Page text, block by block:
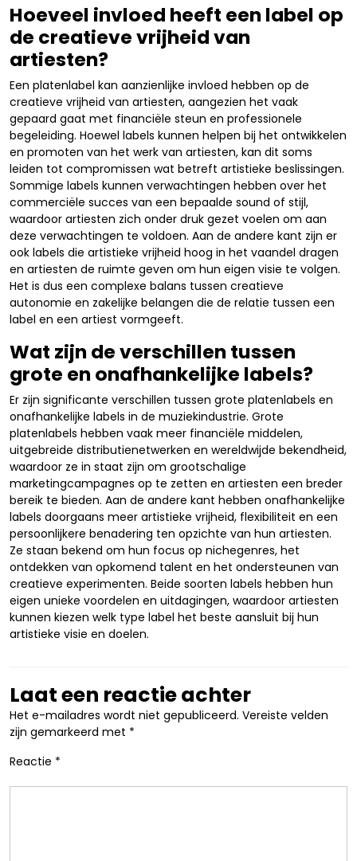
Hoeveel invloed heeft een label op
de creatieve vrijheid van
artiesten?
Een platenlabel kan aanzienlijke invloed hebben op de
creatieve vrijheid van artiesten, aangezien het vaak
gepaard gaat met financiële steun en professionele
begeleiding. Hoewel labels kunnen helpen bij het ontwikkelen
en promoten van het werk van artiesten, kan dit soms
leiden tot compromissen wat betreft artistieke beslissingen.
Sommige labels kunnen verwachtingen hebben over het
commerciële succes van een bepaalde sound of stijl,
waardoor artiesten zich onder druk gezet voelen om aan
deze verwachtingen te voldoen. Aan de andere kant zijn er
ook labels die artistieke vrijheid hoog in het vaandel dragen
en artiesten de ruimte geven om hun eigen visie te volgen.
Het is dus een complexe balans tussen creatieve
autonomie en zakelijke belangen die de relatie tussen een
label en een artiest vormgeeft.
Wat zijn de verschillen tussen
grote en onafhankelijke labels?
Er zijn significante verschillen tussen grote platenlabels en
onafhankelijke labels in de muziekindustrie. Grote
platenlabels hebben vaak meer financiële middelen,
uitgebreide distributienetwerken en wereldwijde bekendheid,
waardoor ze in staat zijn om grootschalige
marketingcampagnes op te zetten en artiesten een breder
bereik te bieden. Aan de andere kant hebben onafhankelijke
labels doorgaans meer artistieke vrijheid, flexibiliteit en een
persoonlijkere benadering ten opzichte van hun artiesten.
Ze staan bekend om hun focus op nichegenres, het
ontdekken van opkomend talent en het ondersteunen van
creatieve experimenten. Beide soorten labels hebben hun
eigen unieke voordelen en uitdagingen, waardoor artiesten
kunnen kiezen welk type label het beste aansluit bij hun
artistieke visie en doelen.
Laat een reactie achter
Het e-mailadres wordt niet gepubliceerd. Vereiste velden
zijn gemarkeerd met *
Reactie *